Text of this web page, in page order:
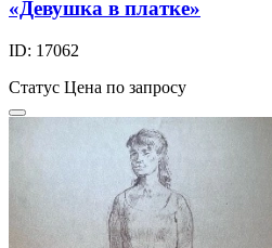
«Девушка в платке»
ID: 17062
Статус Цена по запросу